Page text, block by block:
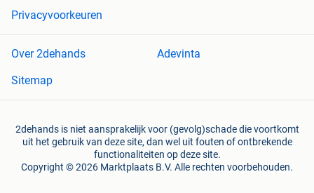
Privacyvoorkeuren
Over 2dehands
Adevinta
Sitemap
2dehands is niet aansprakelijk voor (gevolg)schade die voortkomt
uit het gebruik van deze site, dan wel uit fouten of ontbrekende
functionaliteiten op deze site.
Copyright © 2026 Marktplaats B.V. Alle rechten voorbehouden.